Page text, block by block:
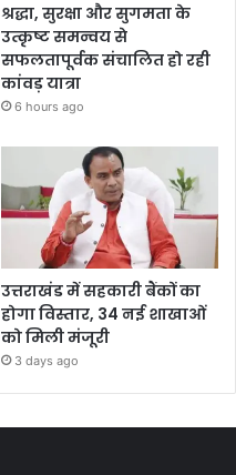
श्रद्धा, सुरक्षा और सुगमता के
उत्कृष्ट समन्वय से
सफलतापूर्वक संचालित हो रही
कांवड़ यात्रा
6 hours ago
उत्तराखंड में सहकारी बैंकों का
होगा विस्तार, 34 नई शाखाओं
को मिली मंजूरी
3 days ago